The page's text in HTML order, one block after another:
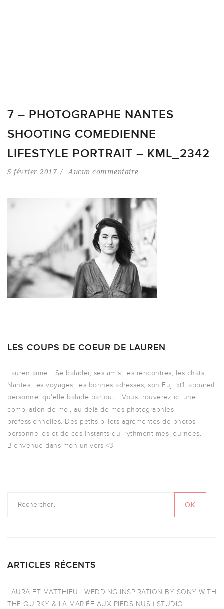
7 – PHOTOGRAPHE NANTES
SHOOTING COMEDIENNE
LIFESTYLE PORTRAIT – KML_2342
5 février 2017 Aucun commentaire
LES COUPS DE COEUR DE LAUREN
Lauren aime... Se balader, ses amis, les rencontres, les chats,
Nantes, les voyages, les bonnes adresses, son Fuji xt1, appareil
personnel qu'elle balade partout... Vous trouverez ici une
compilation de moi, au-delà de mes photographies
professionnelles. Des petits billets agrémentés de photos
personnelles et de ces instants qui rythment mes journées.
Bienvenue dans mon univers <3
ARTICLES RÉCENTS
LAURA ET MATTHIEU | WEDDING INSPIRATION BY SONY WITH
THE QUIRKY & LA MARIÉE AUX PIEDS NUS | STUDIO